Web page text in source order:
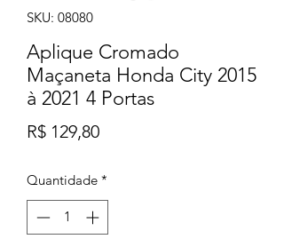
SKU: 08080
Aplique Cromado
Maçaneta Honda City 2015
à 2021 4 Portas
R$ 129,80Preço
Quantidade *